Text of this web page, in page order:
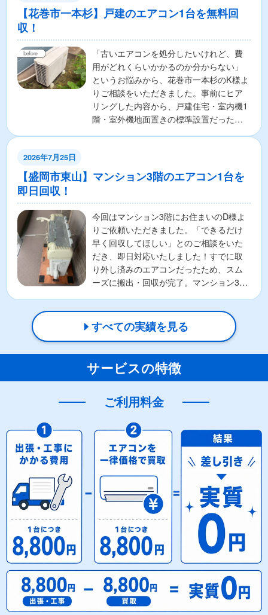
【花巻市一本杉】戸建のエアコン1台を無料回
収！
「古いエアコンを処分したいけれど、費
用がどれくらいかかるのか分からない」
というお悩みから、花巻市一本杉のK様よ
りご相談をいただきました。事前にヒア
リングした内容から、戸建住宅・室内機1
階・室外機地面置きの標準設置だったた
2026年7月25日
【盛岡市東山】マンション3階のエアコン1台を
即日回収！
今回はマンション3階にお住まいのD様よ
りご依頼いただきました。「できるだけ
早く回収してほしい」とのご相談をいた
だき、即日対応いたしました！すでに取
り外し済みのエアコンだったため、スム
ーズに搬出・回収が完了。マンション3階
すべての実績を見る
サービスの特徴
ご利用料金